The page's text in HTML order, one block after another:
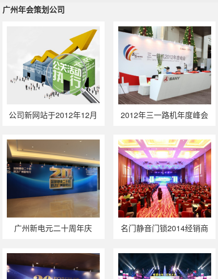
广州年会策划公司
广州年会策划公司
公司新网站于2012年12月
2012年三一路机年度峰会
广州新电元二十周年庆
名门静音门锁2014经销商